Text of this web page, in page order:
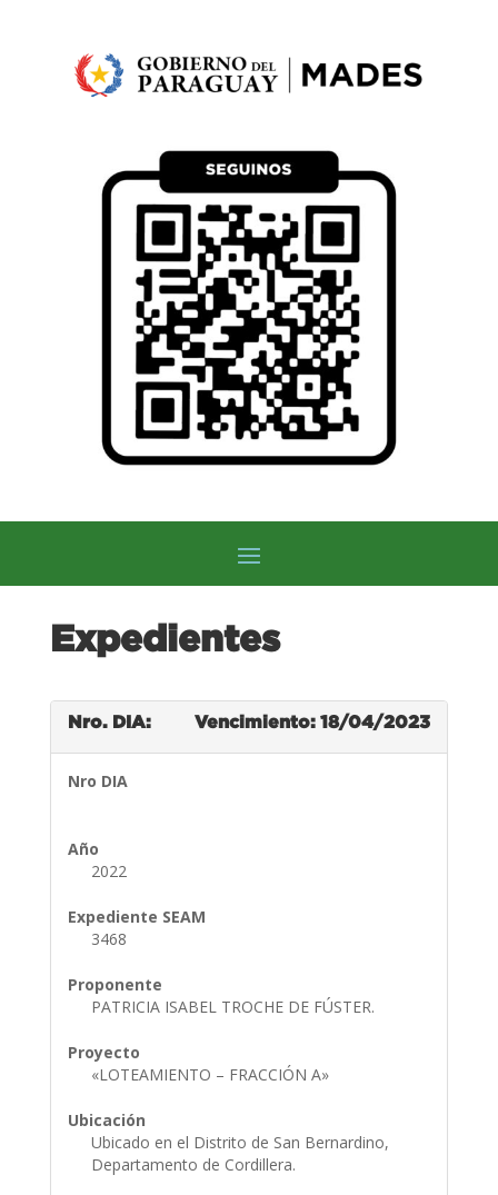
Expedientes
Nro. DIA: Vencimiento: 18/04/2023
Nro DIA
Año
2022
Expediente SEAM
3468
Proponente
PATRICIA ISABEL TROCHE DE FÚSTER.
Proyecto
«LOTEAMIENTO – FRACCIÓN A»
Ubicación
Ubicado en el Distrito de San Bernardino,
Departamento de Cordillera.